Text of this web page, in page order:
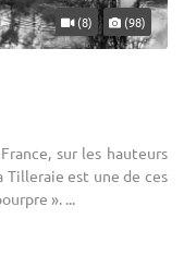
(8) (98)
sur les hauteurs
Tilleraie est une de ces
». ...